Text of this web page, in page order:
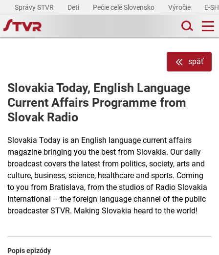
Správy STVR Deti Pečie celé Slovensko Výročie E-
späť
Slovakia Today, English Language
Current Affairs Programme from
Slovak Radio
Slovakia Today is an English language current affairs
magazine bringing you the best from Slovakia. Our daily
broadcast covers the latest from politics, society, arts and
culture, business, science, healthcare and sports. Coming
to you from Bratislava, from the studios of Radio Slovakia
International – the foreign language channel of the public
broadcaster STVR. Making Slovakia heard to the world!
Popis epizódy